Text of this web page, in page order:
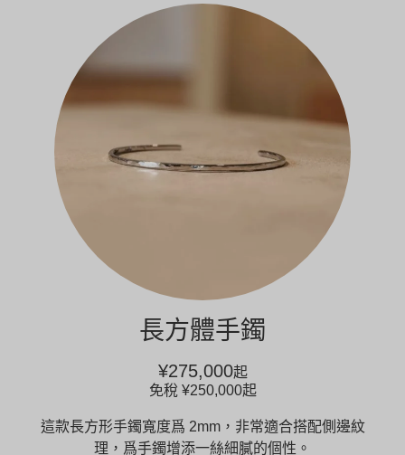
長方體手鐲
¥275,000起
免稅 ¥250,000起
這款長方形手鐲寬度爲 2mm，非常適合搭配側邊紋
理，爲手鐲增添一絲細膩的個性。